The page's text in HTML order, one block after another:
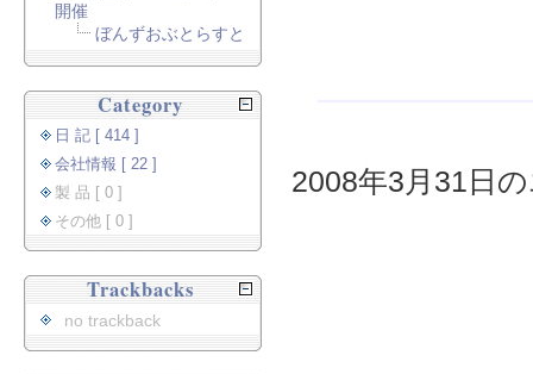
2008年3月31日
開催
ぼんずおぶとらすと
Category
日 記 [ 414 ]
会社情報 [ 22 ]
製 品 [ 0 ]
その他 [ 0 ]
Trackbacks
no trackback